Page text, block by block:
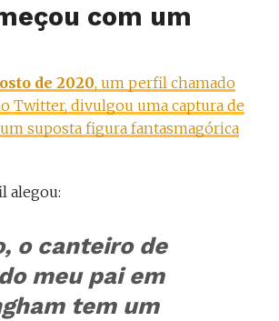
com um
de 2020, um perfil chamado
Twitter, divulgou uma captura de
suposta figura fantasmagórica
alegou:
o canteiro de
meu pai em
tem um